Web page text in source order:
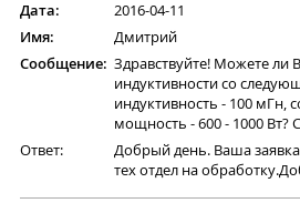
Дата:
2016-04-11
Имя:
Дмитрий
Сообщение: Здравствуйте! Можете ли
индуктивности со
индуктивность - 100 мГн,
мощность - 600 - 1000 Вт?
Ответ:
Добрый день. Ваша
тех отдел на